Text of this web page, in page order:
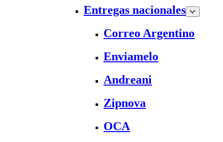
Entregas nacionales
Correo Argentino
Enviamelo
Andreani
Zipnova
OCA